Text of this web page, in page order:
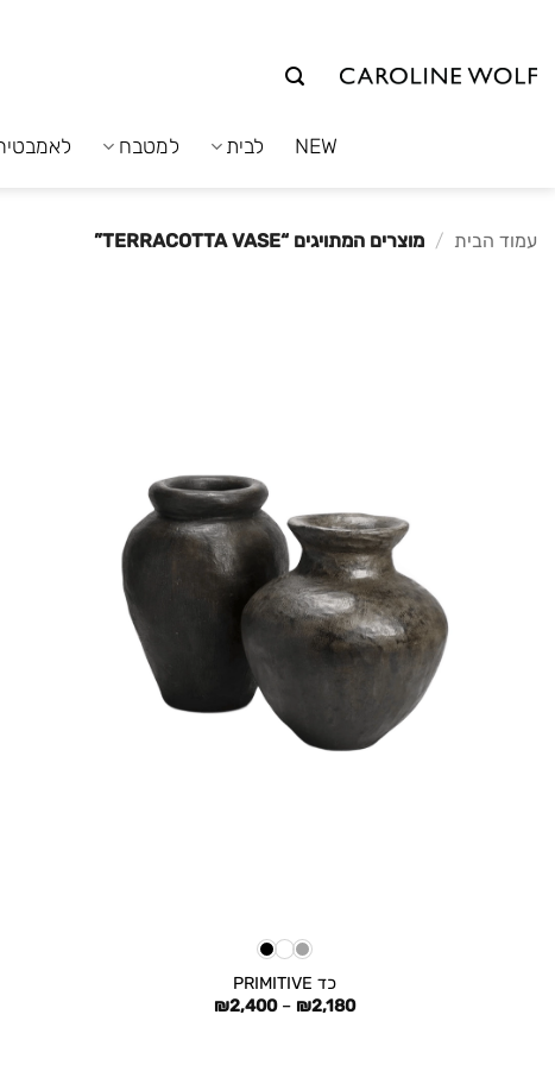
NEW לבית למטבח
עמוד הבית / מוצרים המתויגים “TERRACOTTA VASE”
כד PRIMITIVE
₪2,180
–
₪2,400
טווח